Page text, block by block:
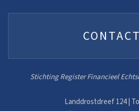
CONTACT
Stichting Register Financieel
Landdrostdreef 124 |